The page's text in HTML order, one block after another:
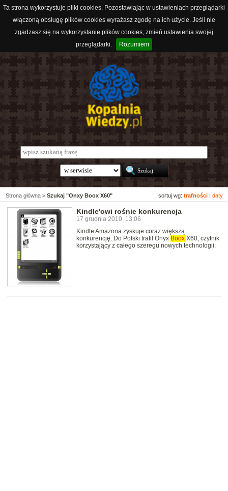
Ta strona wykorzystuje pliki cookies. Pozostawiając w ustawieniach przeglądarki
włączoną obsługę plików cookies wyrażasz zgodę na ich użycie. Jeśli nie
zgadzasz się na wykorzystanie plików cookies, zmień ustawienia swojej
przeglądarki.
Rozumiem
sortuj wg: trafności daty
Strona główna > Szukaj "Onxy Boox X60"
Kindle'owi rośnie konkurencja
17 grudnia 2010, 13:06
Kindle Amazona zyskuje coraz większą
konkurencję. Do Polski trafił Onyx Boox X60, czytnik
korzystający z całego szeregu nowych technologii.